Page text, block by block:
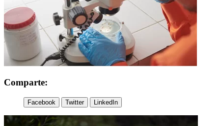
Comparte:
Facebook Twitter LinkedIn